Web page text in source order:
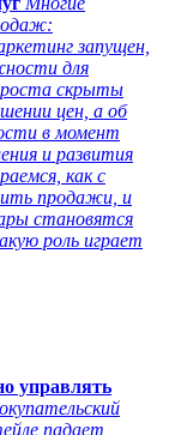
запущен,
для
роста скрыты
цен, а об
в момент
и развития
как с
продажи, и
становятся
роль играет
управлять
падает,